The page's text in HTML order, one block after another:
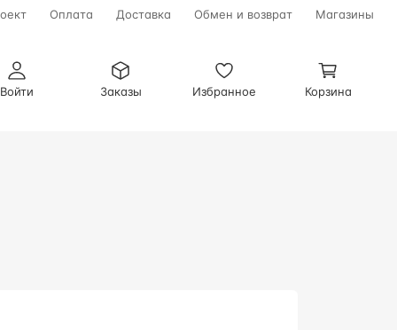
Оплата Доставка Обмен и возврат Магазины
Войти
Заказы Избранное Корзина